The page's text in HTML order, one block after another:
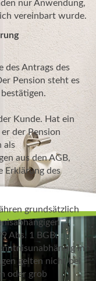
nur Anwendung,
vereinbart wurde.
des Antrags des
Pension steht es
Kunde. Hat ein
der Pension
als
aus den AGB,
Erklärung des
grundsätzlich
Abs. 1 BGB.
in
gelten nicht bei
oder grob